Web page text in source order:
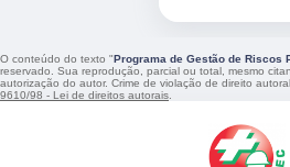
O conteúdo do texto "Programa de Gestão de Riscos
reservado. Sua reprodução, parcial ou total, mesmo
autorização do autor. Crime de violação de direito
9610/98 - Lei de direitos autorais